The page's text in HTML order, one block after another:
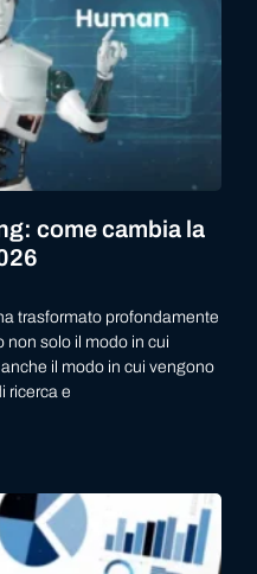
come cambia la
trasformato profondamente
non solo il modo in cui
il modo in cui vengono
ricerca e